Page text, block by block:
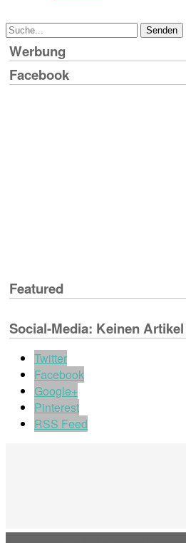
Werbung
Facebook
Featured
Social-Media: Keinen
Twitter
Facebook
Google+
Pinterest
RSS Feed